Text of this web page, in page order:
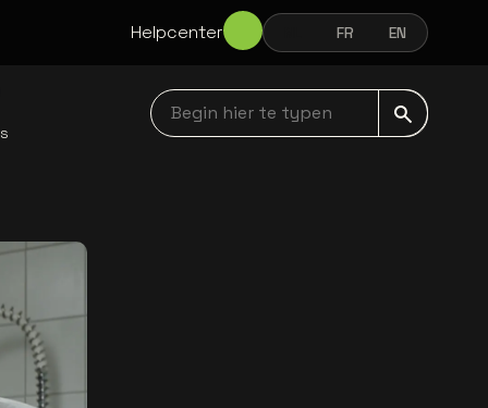
Helpcenter NEDERLANDSFRANÇAIS
FR ENGLISH
EN
Begin hier te typen navbar